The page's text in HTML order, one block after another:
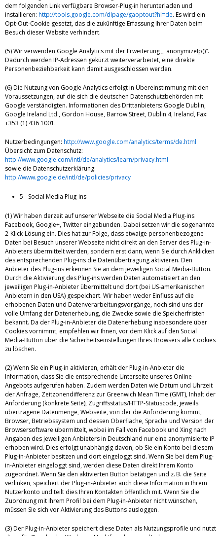
dem folgenden Link verfügbare Browser-Plug-in herunterladen und
installieren: http://tools.google.com/dlpage/gaoptout?hl=de. Es wird ein
Opt-Out-Cookie gesetzt, das die zukünftige Erfassung Ihrer Daten beim
Besuch dieser Website verhindert.
(5) Wir verwenden Google Analytics mit der Erweiterung „_anonymizeIp()“.
Dadurch werden IP-Adressen gekürzt weiterverarbeitet, eine direkte
Personenbeziehbarkeit kann damit ausgeschlossen werden.
(6) Die Nutzung von Google Analytics erfolgt in Übereinstimmung mit den
Voraussetzungen, auf die sich die deutschen Datenschutzbehörden mit
Google verständigten. Informationen des Drittanbieters: Google Dublin,
Google Ireland Ltd., Gordon House, Barrow Street, Dublin 4, Ireland, Fax:
+353 (1) 436 1001.
Nutzerbedingungen: http://www.google.com/analytics/terms/de.html
Übersicht zum Datenschutz:
http://www.google.com/intl/de/analytics/learn/privacy.html
sowie die Datenschutzerklärung:
http://www.google.de/intl/de/policies/privacy
5 - Social Media Plug-ins
(1) Wir haben derzeit auf unserer Webseite die Social Media Plug-ins
Facebook, Google+, Twitter eingebunden. Dabei setzen wir die sogenannte
2-Klick-Lösung ein. Dies hat zur Folge, dass etwaige personenbezogene
Daten bei Besuch unserer Webseite nicht direkt an den Server des Plug-in-
Anbieters übermittelt werden, sondern erst dann, wenn Sie durch Anklicken
des entsprechenden Plug-ins die Datenübertragung aktivieren. Den
Anbieter des Plug-ins erkennen Sie an dem jeweiligen Social Media-Button.
Durch die Aktivierung des Plug-ins werden Daten automatisiert an den
jeweiligen Plug-in-Anbieter übermittelt und dort (bei US-amerikanischen
Anbietern in den USA) gespeichert. Wir haben weder Einfluss auf die
erhobenen Daten und Datenverarbeitungsvorgänge, noch sind uns der
volle Umfang der Datenerhebung, die Zwecke sowie die Speicherfristen
bekannt. Da der Plug-in-Anbieter die Datenerhebung insbesondere über
Cookies vornimmt, empfehlen wir Ihnen, vor dem Klick auf den Social
Media-Button über die Sicherheitseinstellungen Ihres Browsers alle Cookies
zu löschen.
(2) Wenn Sie ein Plug-in aktivieren, erhält der Plug-in-Anbieter die
Information, dass Sie die entsprechende Unterseite unseres Online-
Angebots aufgerufen haben. Zudem werden Daten wie Datum und Uhrzeit
der Anfrage, Zeitzonendifferenz zur Greenwich Mean Time (GMT), Inhalt der
Anforderung (konkrete Seite), Zugriffsstatus/HTTP-Statuscode, jeweils
übertragene Datenmenge, Webseite, von der die Anforderung kommt,
Browser, Betriebssystem und dessen Oberfläche, Sprache und Version der
Browsersoftware übermittelt, wobei im Fall von Facebook und Xing nach
Angaben des jeweiligen Anbieters in Deutschland nur eine anonymisierte IP
erhoben wird. Dies erfolgt unabhängig davon, ob Sie ein Konto bei diesem
Plug-in-Anbieter besitzen und dort eingeloggt sind. Wenn Sie bei dem Plug-
in-Anbieter eingeloggt sind, werden diese Daten direkt Ihrem Konto
zugeordnet. Wenn Sie den aktivierten Button betätigen und z. B. die Seite
verlinken, speichert der Plug-in-Anbieter auch diese Information in Ihrem
Nutzerkonto und teilt dies Ihren Kontakten öffentlich mit. Wenn Sie die
Zuordnung mit Ihrem Profil bei dem Plug-in-Anbieter nicht wünschen,
müssen Sie sich vor Aktivierung des Buttons ausloggen.
(3) Der Plug-in-Anbieter speichert diese Daten als Nutzungsprofile und nutzt